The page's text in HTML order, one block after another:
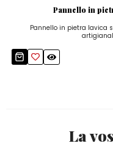
Pannello in
Pannello in pietra lavica
La